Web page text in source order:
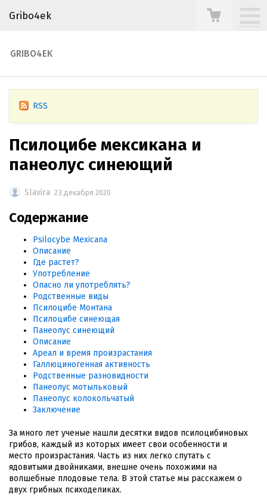
Gribo4ek
GRIBO4EK
RSS
Псилоцибе мексикана и
панеолус синеющий
Slavira 23 декабря 2020
Содержание
Psilocybe Mexicana
Описание
Где растет?
Употребление
Опасно ли употреблять?
Родственные виды
Псилоцибе Монтана
Псилоцибе синеющая
Панеолус синеющий
Описание
Ареал и время произрастания
Галлюциногенная активность
Родственные разновидности
Панеолус мотыльковый
Панеолус колокольчатый
Заключение
За много лет ученые нашли десятки видов псилоцибиновых
грибов, каждый из которых имеет свои особенности и
место произрастания. Часть из них легко спутать с
ядовитыми двойниками, внешне очень похожими на
волшебные плодовые тела. В этой статье мы расскажем о
двух грибных психоделиках.